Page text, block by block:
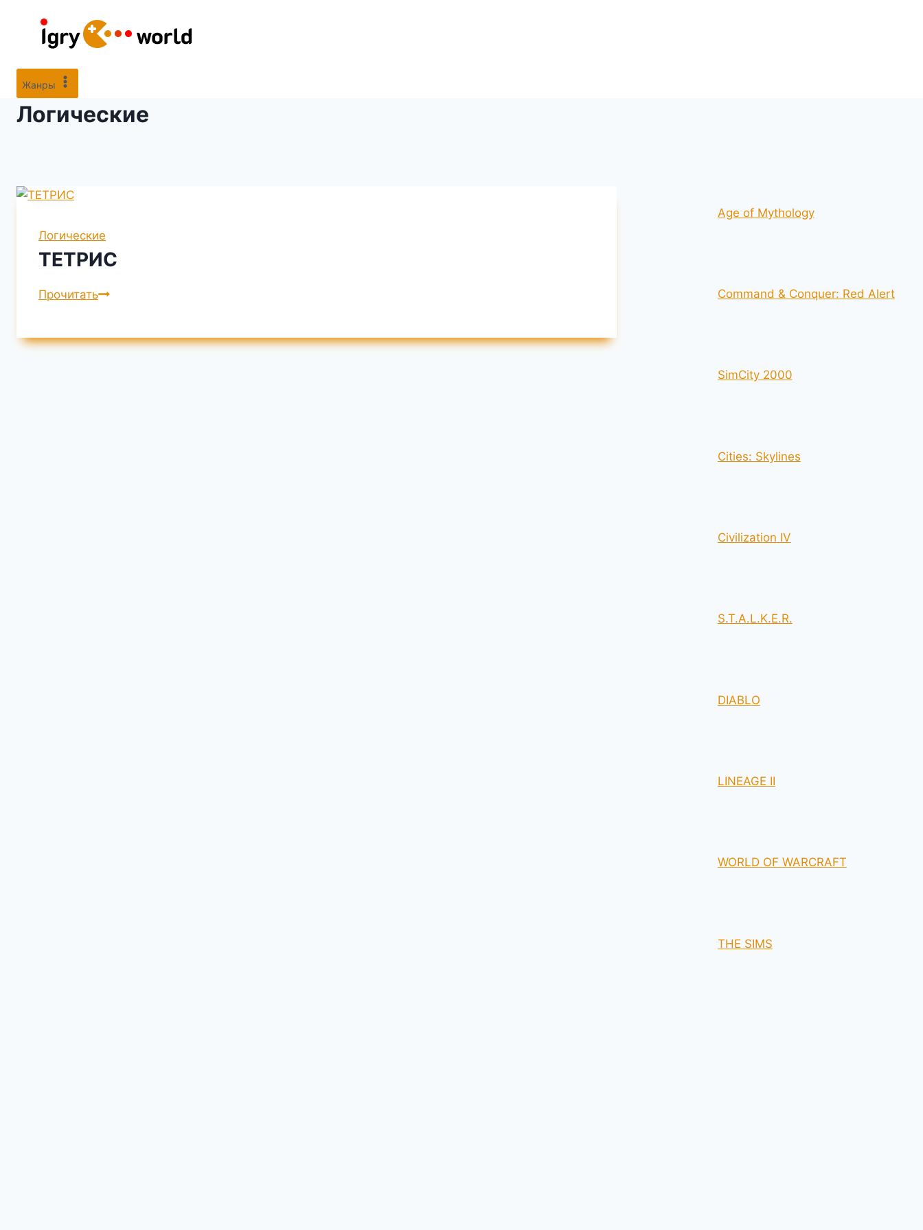
содержимому
Жанры
Логические
Логические
ТЕТРИС
ПрочитатьТЕТРИС
Age of Mythology
Command & Conquer: Red Alert
SimCity 2000
Cities: Skylines
Civilization IV
S.T.A.L.K.E.R.
DIABLO
LINEAGE II
WORLD OF WARCRAFT
THE SIMS